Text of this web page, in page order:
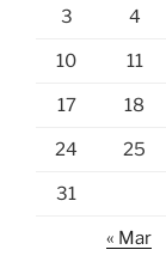
3 4
10 11
17 18
24 25
31
« Mar